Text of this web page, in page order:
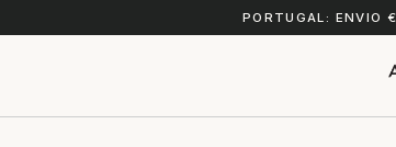
PORTUGAL: ENVIO